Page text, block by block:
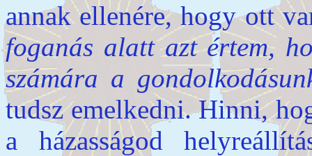
annak ellenére, hogy ott
foganás alatt azt értem,
számára a
tudsz emelkedni. Hinni,
a házasságod